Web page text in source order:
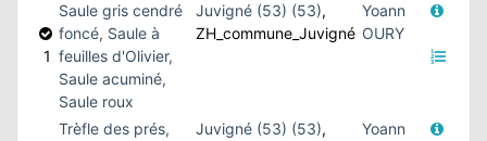
1
Saule gris cendré
foncé, Saule à
feuilles d'Olivier,
Saule acuminé,
Saule roux
Juvigné (53) (53),
ZH_commune_Juvigné
Yoann
OURY
Trèfle des prés,
Juvigné (53) (53),
Yoann